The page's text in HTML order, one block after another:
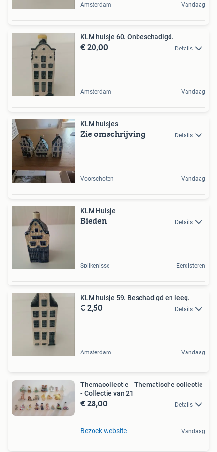
Amsterdam Vandaag
KLM huisje 60. Onbeschadigd.
€ 20,00 Details
Amsterdam Vandaag
KLM huisjes
Zie omschrijving Details
Voorschoten Vandaag
KLM Huisje
Bieden Details
Spijkenisse Eergisteren
KLM huisje 59. Beschadigd en leeg.
€ 2,50 Details
Amsterdam Vandaag
Themacollectie - Thematische collectie
- Collectie van 21
€ 28,00 Details
Bezoek website Vandaag